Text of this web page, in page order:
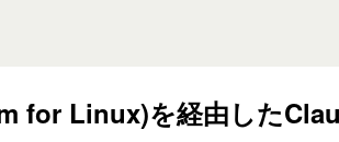
Linux)を経由した